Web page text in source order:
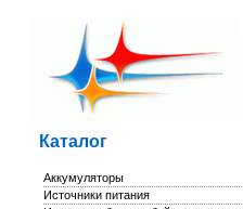
Каталог
Аккумуляторы
Источники питания